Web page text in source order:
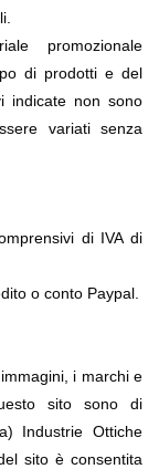
promozionale
di prodotti e del
indicate non sono
variati senza
di IVA di
o conto Paypal.
i marchi e
sito sono di
Industrie Ottiche
sito è consentita